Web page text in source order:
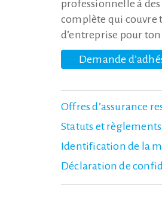
professionnelle à
complète qui couvre
d’entreprise pour
Demande
Offres d’assurance
Statuts et règlements
Identification de la
Déclaration de